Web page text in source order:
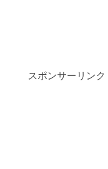
スポンサーリンク